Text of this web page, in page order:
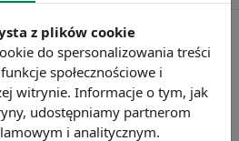
z plików cookie
do spersonalizowania treści
społecznościowe i
witrynie. Informacje o tym, jak
udostępniamy partnerom
i analitycznym.